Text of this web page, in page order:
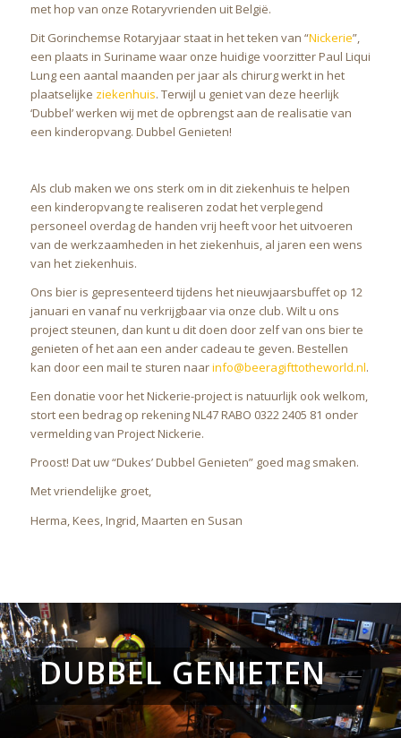
met hop van onze Rotaryvrienden uit België.
Dit Gorinchemse Rotaryjaar staat in het teken van “Nickerie”,
een plaats in Suriname waar onze huidige voorzitter Paul Liqui
Lung een aantal maanden per jaar als chirurg werkt in het
plaatselijke ziekenhuis. Terwijl u geniet van deze heerlijk
‘Dubbel’ werken wij met de opbrengst aan de realisatie van
een kinderopvang. Dubbel Genieten!
Als club maken we ons sterk om in dit ziekenhuis te helpen
een kinderopvang te realiseren zodat het verplegend
personeel overdag de handen vrij heeft voor het uitvoeren
van de werkzaamheden in het ziekenhuis, al jaren een wens
van het ziekenhuis.
Ons bier is gepresenteerd tijdens het nieuwjaarsbuffet op 12
januari en vanaf nu verkrijgbaar via onze club. Wilt u ons
project steunen, dan kunt u dit doen door zelf van ons bier te
genieten of het aan een ander cadeau te geven. Bestellen
kan door een mail te sturen naarinfo@beeragifttotheworld.nl.
Een donatie voor het Nickerie-project is natuurlijk ook welkom,
stort een bedrag op rekening NL47 RABO 0322 2405 81 onder
vermelding van Project Nickerie.
Proost! Dat uw “Dukes’ Dubbel Genieten” goed mag smaken.
Met vriendelijke groet,
Herma, Kees, Ingrid, Maarten en Susan
DUBBEL GENIETEN